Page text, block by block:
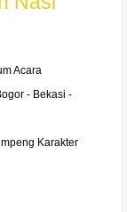
Acara
- Bekasi -
Karakter